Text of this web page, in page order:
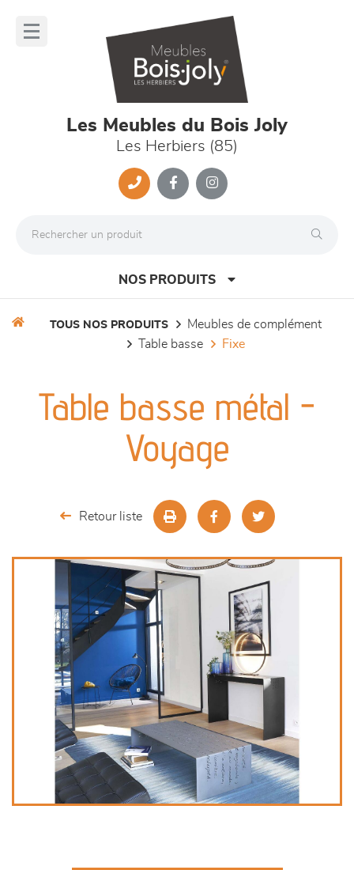
Les Meubles du Bois Joly
Les Herbiers (85)
NOS PRODUITS
séjours
meubles de complément
TOUS NOS PRODUITS
meubles de complément
table basse
fixe
Table basse métal -
Voyage
Retour liste